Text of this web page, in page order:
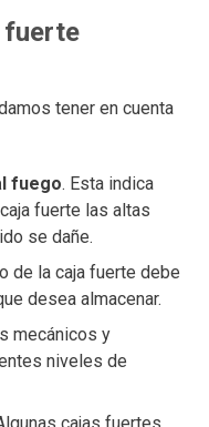
fuerte
tener en cuenta
fuego. Esta indica
fuerte las altas
se dañe.
de la caja fuerte debe
desea almacenar.
mecánicos y
niveles de